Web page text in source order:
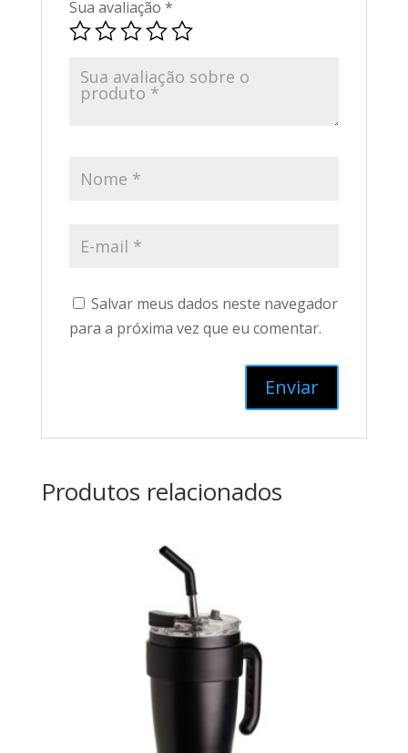
Sua avaliação *
Salvar meus dados neste navegador
para a próxima vez que eu comentar.
Produtos relacionados